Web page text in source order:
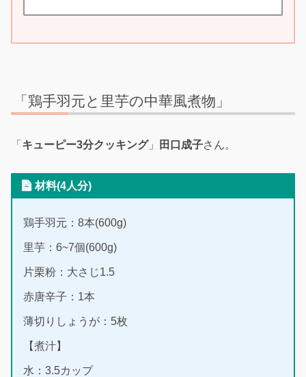
「鶏手羽元と里芋の中華風煮物」
「 キューピー3分クッキング」 田口成子さん。
材料(4人分)
鶏手羽元：8本(600g)
里芋：6~7個(600g)
片栗粉：大さじ1.5
赤唐辛子：1本
薄切りしょうが：5枚
【煮汁】
水：3.5カップ